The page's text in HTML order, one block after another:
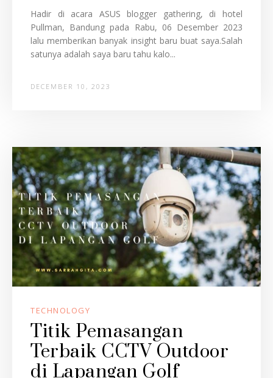
Hadir di acara ASUS blogger gathering, di hotel
Pullman, Bandung pada Rabu, 06 Desember 2023
lalu memberikan banyak insight baru buat saya.Salah
satunya adalah saya baru tahu kalo...
DECEMBER 10, 2023
TECHNOLOGY
Titik Pemasangan
Terbaik CCTV Outdoor
di Lapangan Golf